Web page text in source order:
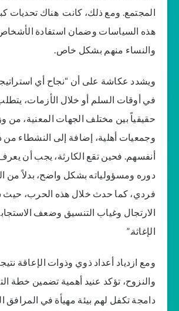
المجتمع. ومع ذلك، كانت هناك تحديات
هذه السياسات وضمان استفادة
والنساء منهم بشكل خاص.
ويشدد عكاشة على أن “نجاح أي
في أوقات السلم أو خلال الأزمات،
حقيقياً بين مختلف الجهات المعنية، من
وجمعيات أهلية، إضافة إلى النشطاء من
أنفسهم. فحين تقع الكارثة، يجب أن
دوره ومسؤولياته بشكل واضح، بدلاً من
فردي، كما حدث خلال هذه الحرب،
الارتجال وغياب التنسيق وضعف
الإغاثة.”
ومع ازدياد أعداد ذوي وذوات الإعاقة
والنزوح، تؤكد عنيد أهمية تضمين خطة
دامجة تكفل لهم بيئة مهيأة في المرافق